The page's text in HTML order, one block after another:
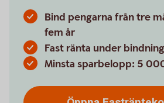
Bind pengarna från tre
fem år
Fast ränta under
Minsta sparbelopp: 5